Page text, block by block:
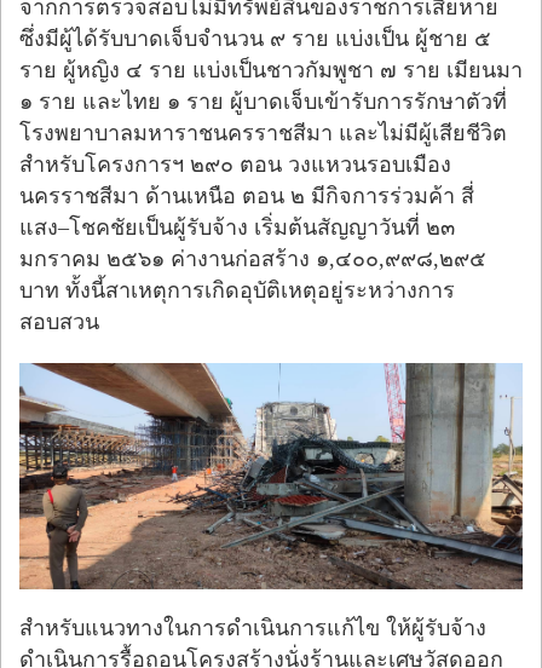
จากการตรวจสอบไม่มีทรัพย์สินของราชการเสียหาย
ซึ่งมีผู้ได้รับบาดเจ็บจำนวน ๙ ราย แบ่งเป็น ผู้ชาย ๕
ราย ผู้หญิง ๔ ราย แบ่งเป็นชาวกัมพูชา ๗ ราย เมียนมา
๑ ราย และไทย ๑ ราย ผู้บาดเจ็บเข้ารับการรักษาตัวที่
โรงพยาบาลมหาราชนครราชสีมา และไม่มีผู้เสียชีวิต
สำหรับโครงการฯ ๒๙๐ ตอน วงแหวนรอบเมือง
นครราชสีมา ด้านเหนือ ตอน ๒ มีกิจการร่วมค้า สี่
แสง–โชคชัยเป็นผู้รับจ้าง เริ่มต้นสัญญาวันที่ ๒๓
มกราคม ๒๕๖๑ ค่างานก่อสร้าง ๑,๔๐๐,๙๙๘,๒๙๕
บาท ทั้งนี้สาเหตุการเกิดอุบัติเหตุอยู่ระหว่างการ
สอบสวน
สำหรับแนวทางในการดำเนินการแก้ไข ให้ผู้รับจ้าง
ดำเนินการรื้อถอนโครงสร้างนั่งร้านและเศษวัสดุออก